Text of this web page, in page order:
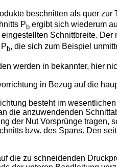
beschnitten als quer
P b ergibt sich wiederum
Schnittbreite.
b, die sich zum Beispiel
werden in bekannter, hier
in Bezug auf die
besteht im
die anzuwendenden
der Nut Vorsprünge
bzw. des Spans. Den
die zu schneidenden